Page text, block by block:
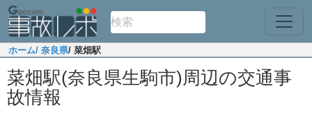
ホーム/ 奈良県/ 菜畑駅
菜畑駅(奈良県生駒市)周辺の交通事
故情報